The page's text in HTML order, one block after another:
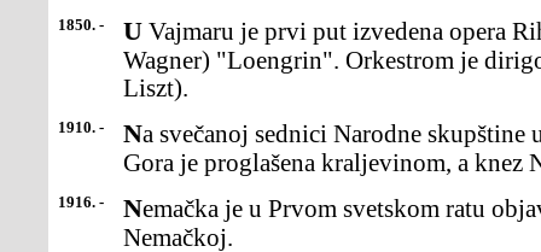
1850. - U Vajmaru je prvi put izvedena opera Riharda Vagnera(Richard
Wagner) "Loengrin". Orkestrom je
Liszt).
1910. - Na svečanoj sednici Narodne skupštine u Cetinju,kneževina Crna
Gora je proglašena kraljevinom, a knez
1916. - Nemačka je u Prvom svetskom ratu objavila rat Rumuniji, aItalija
Nemačkoj.